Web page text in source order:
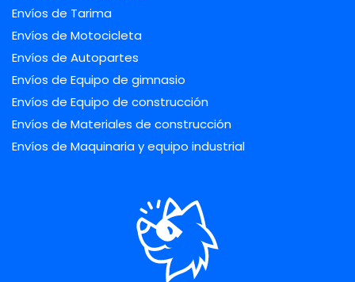
Envíos de Tarima
Envíos de Motocicleta
Envíos de Autopartes
Envíos de Equipo de gimnasio
Envíos de Equipo de construcción
Envíos de Materiales de construcción
Envíos de Maquinaria y equipo industrial